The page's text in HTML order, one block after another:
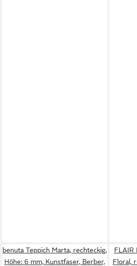
benuta Teppich Marta, rechteckig,
Höhe: 6 mm, Kunstfaser, Berber,
FLAIR
Floral,